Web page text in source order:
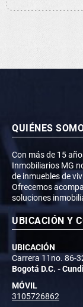
QUIÉNES
Con más de 15
Inmobiliarios MG
de inmuebles de
Ofrecemos
soluciones
UBICACIÓN Y
UBICACIÓN
Carrera 11no. 86-
Bogotá D.C. -
MÓVIL
3105726862